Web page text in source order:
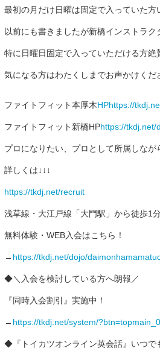
最初の月だけ日曜は固定で入っていた方
以前にも書きましたが新橋インストラク
特に日曜日固定で入っていただける方絶
気になる方はわたくしまでお声かけくだ
ファイトフィット本厚木HPhttps://
ファイトフィット新橋HPhttps://tkdj.net/
プロになりたい、プロとして所属しなが
詳しくは↓↓↓
https://tkdj.net/recruit
浅草線・大江戸線「大門駅」から徒歩1分
無料体験・WEB入会はこちら！
→ https://tkdj.net/dojo/
◆＼入会を検討している方へ朗報／
『同時入会割引』実施中！
→ https://tkdj.net/system/
◆『トイカツオンライン英会話』いつで